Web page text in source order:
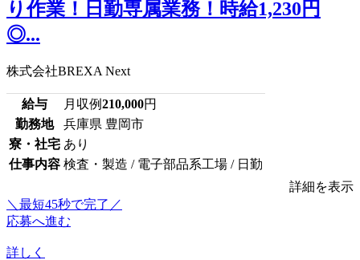
り作業！日勤専属業務！時給1,230円
◎...
株式会社BREXA Next
給与 月収例210,000円
勤務地
兵庫県 豊岡市
寮・社宅 あり
仕事内容 検査・製造 / 電子部品系工場 / 日勤
詳細を表示
＼最短45秒で完了／
応募へ進む
詳しく